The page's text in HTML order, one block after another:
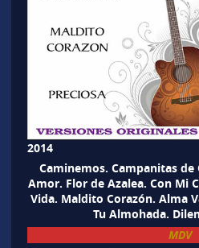
2014
Caminemos. Campanitas
Amor. Flor de Azalea. Con Mi
Vida. Maldito Corazón. Alma
Tu Almohada.
MDV